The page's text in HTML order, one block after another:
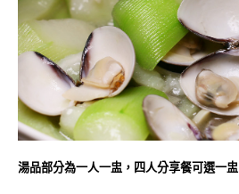
湯品部分為一人一盅，四人分享餐可選一盅